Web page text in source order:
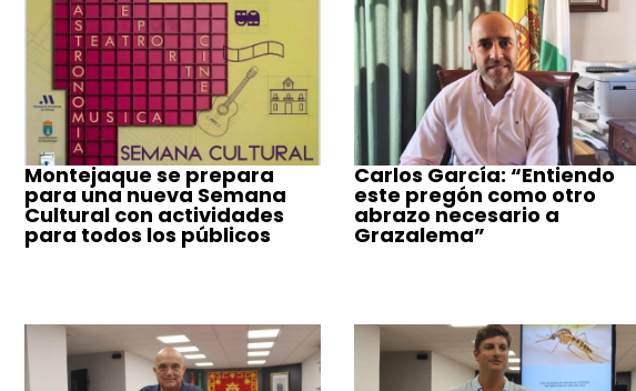
Montejaque se prepara
para una nueva Semana
Cultural con actividades
para todos los públicos
Carlos García: “Entiendo
este pregón como otro
abrazo necesario a
Grazalema”